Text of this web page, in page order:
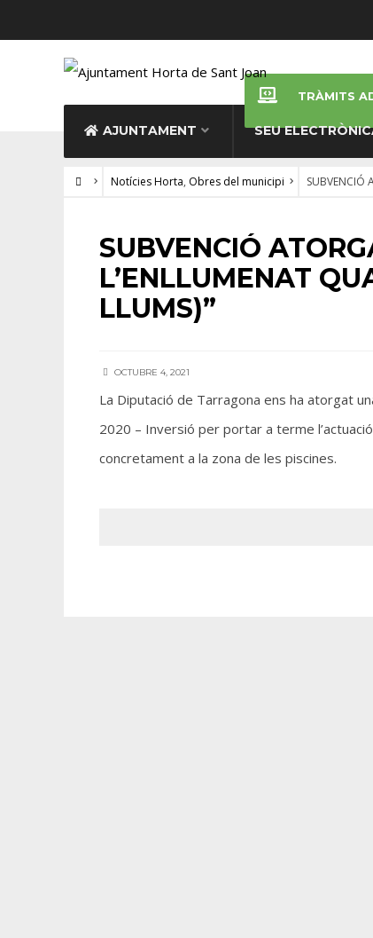
AJUNTAMENT SEU
TRÀMITS
Notícies Horta, Obres del municipi SUBVENCIÓ
NOTÍCIES HORTA• OBRES DEL MUNICIPI
SUBVENCIÓ
L’ENLLUMENAT
LLUMS)”
OCTUBRE 4, 2021
La Diputació de Tarragona ens ha atorgat
2020 – Inversió per portar a terme
concretament a la zona de les piscines.